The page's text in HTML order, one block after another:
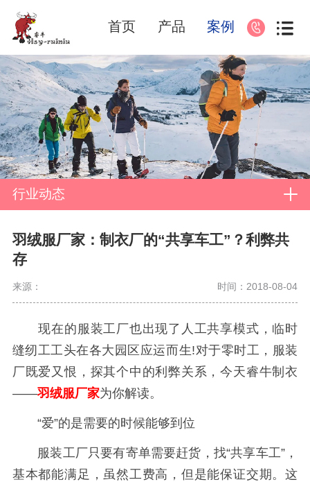
首页 产品 案例
行业动态
羽绒服厂家：制衣厂的“共享车工”？利弊共
存
来源： 时间：2018-08-04
现在的服装工厂也出现了人工共享模式，临时
缝纫工工头在各大园区应运而生!对于零时工，服装
厂既爱又恨，探其个中的利弊关系，今天睿牛制衣
——羽绒服厂家为你解读。
“爱”的是需要的时候能够到位
服装工厂只要有寄单需要赶货，找“共享车工”，
基本都能满足，虽然工费高，但是能保证交期。这